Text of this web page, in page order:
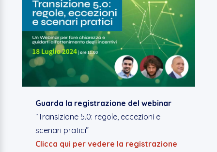
Guarda la registrazione del webinar
“Transizione 5.0: regole, eccezioni e
scenari pratici”
Clicca qui per vedere la registrazione